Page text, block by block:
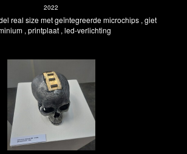
2022
real size met geïntegreerde microchips , giet
, printplaat , led-verlichting